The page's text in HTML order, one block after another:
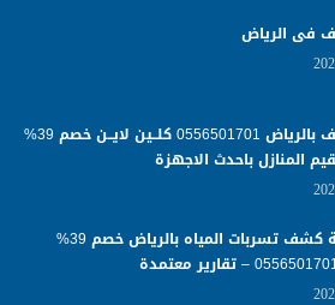
فى الرياض
شركة تنظيف بالرياض 0556501701 كلــين لايــن خصم 39%
المنازل باحدث الاجهزة
افضل شركة كشف تسربات المياه بالرياض خصم 39%